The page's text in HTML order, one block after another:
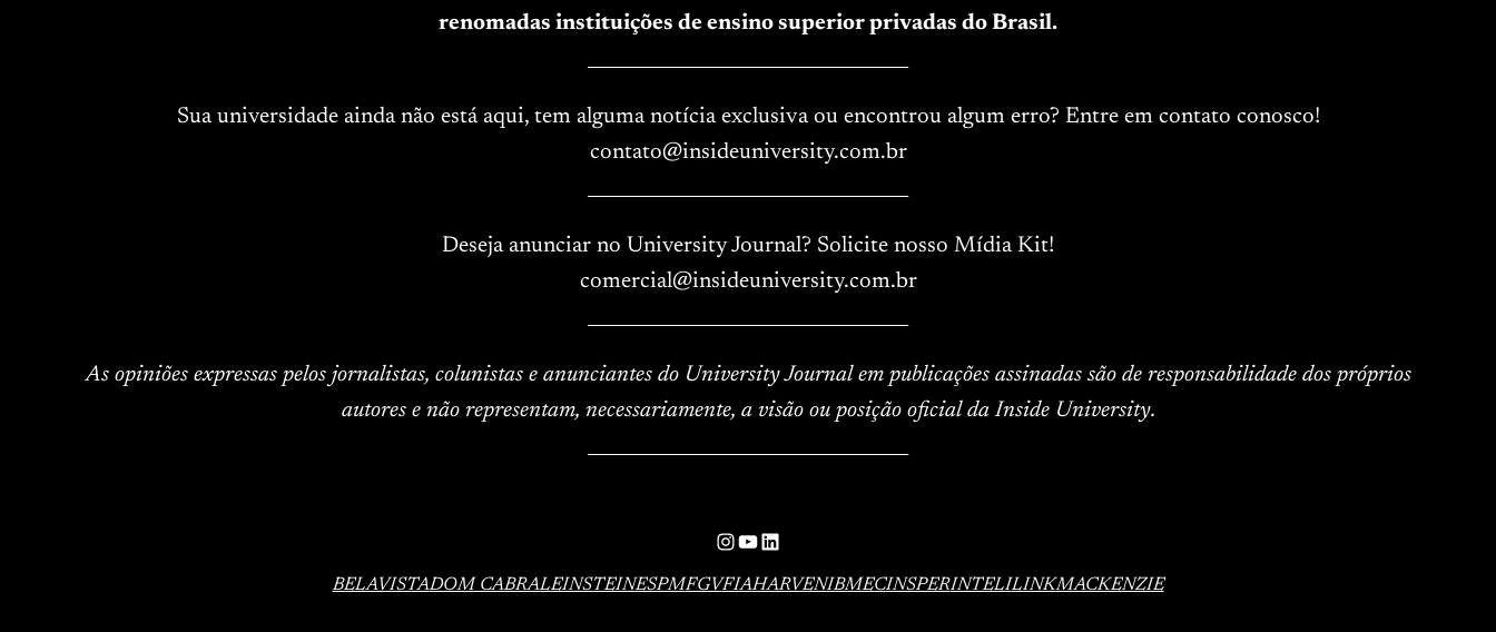
renomadas instituições de ensino superior privadas do Brasil.
Sua universidade ainda não está aqui, tem alguma notícia exclusiva ou encontrou algum erro? Entre em contato conosco!
contato@insideuniversity.com.br
Deseja anunciar no University Journal? Solicite nosso Mídia Kit!
comercial@insideuniversity.com.br
As opiniões expressas pelos jornalistas, colunistas e anunciantes do University Journal em publicações assinadas são de responsabilidade dos próprios
autores e não representam, necessariamente, a visão ou posição oficial da Inside University.
Instagram
YouTube
LinkedIn
BELAVISTADOM CABRALEINSTEINESPMFGVFIAHARVENIBMECINSPERINTELILINKMACKENZIE